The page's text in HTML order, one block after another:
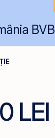
BVB
LEI